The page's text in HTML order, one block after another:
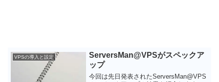
VPSの導入と設定
ServersMan@VPSがスペックア
ップ
今回は先日発表されたServersMan@VPS